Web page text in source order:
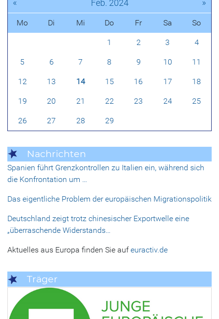
« Feb. 2024 »
Mo Di Mi Do Fr Sa So
1 2 3 4
5 6 7 8 9 10 11
12 13 14 15 16 17 18
19 20 21 22 23 24 25
26 27 28 29
Nachrichten
Spanien führt Grenzkontrollen zu Italien ein, während sich
die Konfrontation um …
Das eigentliche Problem der europäischen Migrationspolitik
Deutschland zeigt trotz chinesischer Exportwelle eine
„überraschende Widerstands…
Aktuelles aus Europa finden Sie aufeuractiv.de
Träger